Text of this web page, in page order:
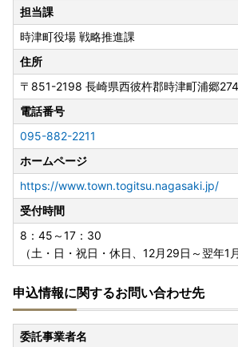
担当課
時津町役場 戦略推進課
住所
〒851-2198 長崎県西彼杵郡時津町浦郷
電話番号
095-882-2211
ホームページ
https://www.town.togitsu.nagasaki.jp/
受付時間
8：45～17：30
（土・日・祝日・休日、12月29日～翌年1
申込情報に関するお問い合わせ先
委託事業者名